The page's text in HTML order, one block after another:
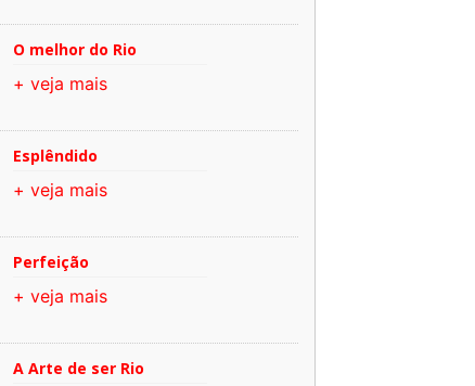
O melhor do Rio
+ veja mais
Esplêndido
+ veja mais
Perfeição
+ veja mais
A Arte de ser Rio